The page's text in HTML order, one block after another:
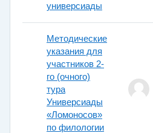
универсиады
Методические
указания для
участников 2-
го (очного)
тура
Универсиады
«Ломоносов»
по филологии